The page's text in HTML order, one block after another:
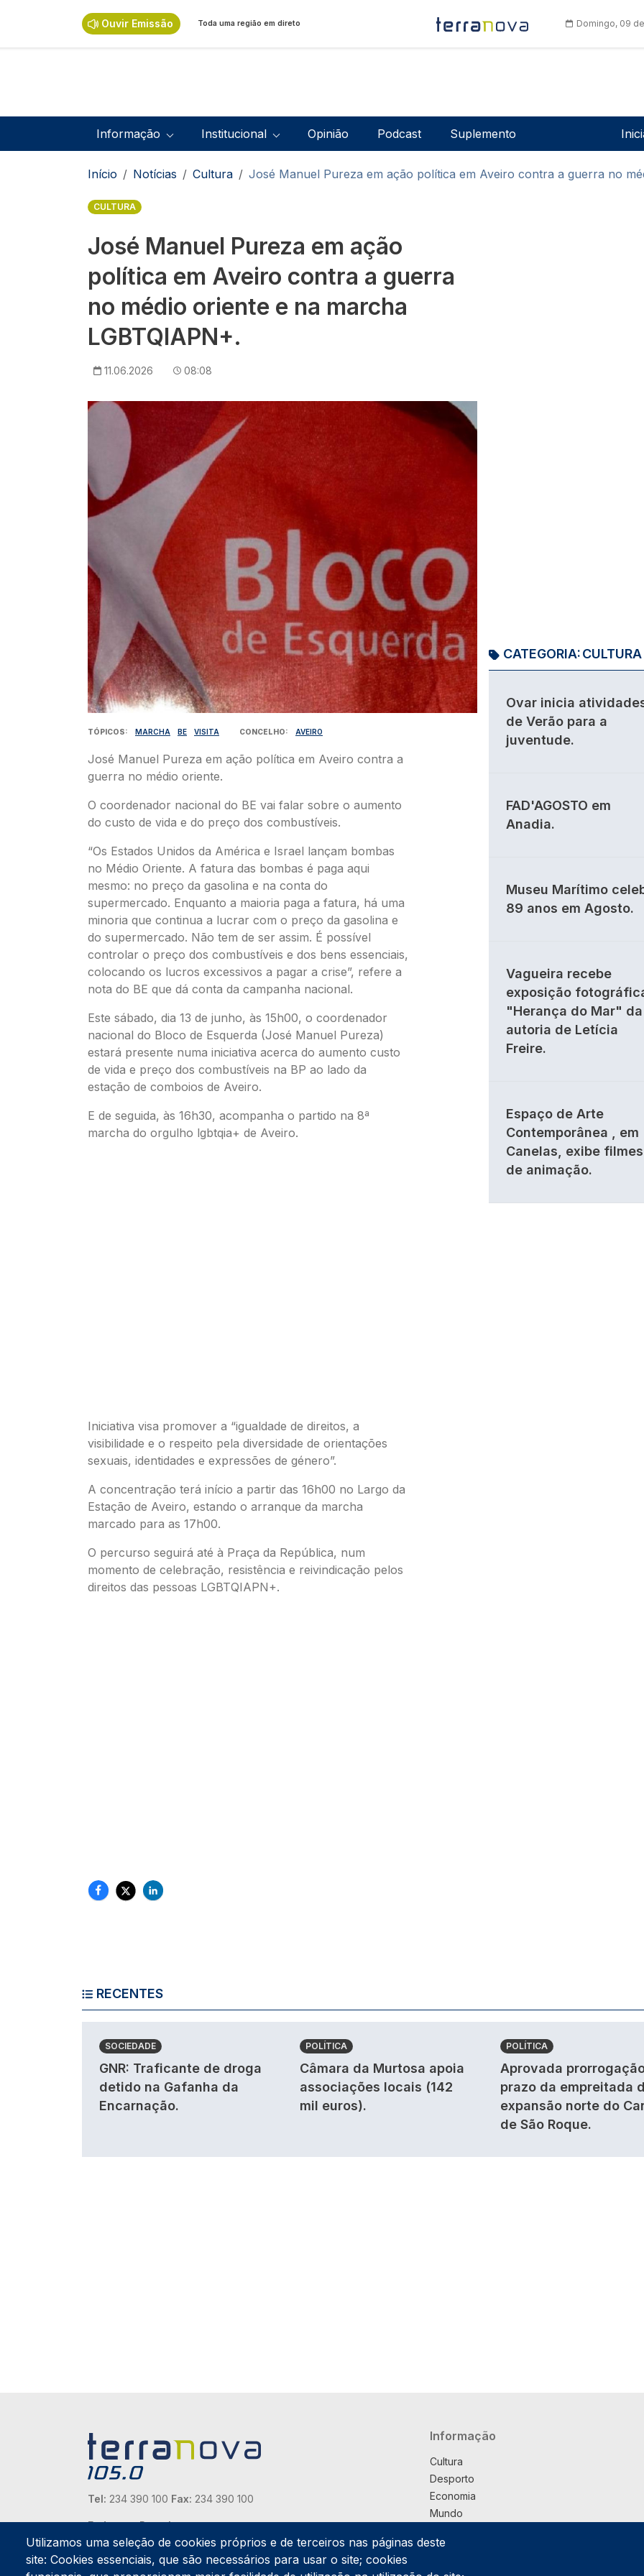
Ouvir Emissão Toda uma região em direto Domingo, 09
Navegação principal
Informação Institucional Opinião Podcast Suplemento
Navegação estrutural
Início Notícias Cultura José Manuel Pureza em ação política em Aveiro contra a guerra no
CULTURA
José Manuel Pureza em ação
política em Aveiro contra a guerra
no médio oriente e na marcha
LGBTQIAPN+.
11.06.2026 08:08
Imagem
TÓPICOS MARCHA BE VISITA CONCELHO AVEIRO
José Manuel Pureza em ação política em Aveiro contra a
guerra no médio oriente.
O coordenador nacional do BE vai falar sobre o aumento
do custo de vida e do preço dos combustíveis.
“Os Estados Unidos da América e Israel lançam bombas
no Médio Oriente. A fatura das bombas é paga aqui
mesmo: no preço da gasolina e na conta do
supermercado. Enquanto a maioria paga a fatura, há uma
minoria que continua a lucrar com o preço da gasolina e
do supermercado. Não tem de ser assim. É possível
controlar o preço dos combustíveis e dos bens essenciais,
colocando os lucros excessivos a pagar a crise”, refere a
nota do BE que dá conta da campanha nacional.
Este sábado, dia 13 de junho, às 15h00, o coordenador
nacional do Bloco de Esquerda (José Manuel Pureza)
estará presente numa iniciativa acerca do aumento custo
de vida e preço dos combustíveis na BP ao lado da
estação de comboios de Aveiro.
E de seguida, às 16h30, acompanha o partido na 8ª
marcha do orgulho lgbtqia+ de Aveiro.
Iniciativa visa promover a “igualdade de direitos, a
visibilidade e o respeito pela diversidade de orientações
sexuais, identidades e expressões de género”.
A concentração terá início a partir das 16h00 no Largo da
Estação de Aveiro, estando o arranque da marcha
marcado para as 17h00.
O percurso seguirá até à Praça da República, num
momento de celebração, resistência e reivindicação pelos
direitos das pessoas LGBTQIAPN+.
CATEGORIA:CULTURA
Ovar inicia
de Verão para a
juventude.
FAD'AGOSTO em
Anadia.
Museu Marítimo
89 anos em Agosto.
Vagueira recebe
exposição
"Herança do Mar" da
autoria de Letícia
Freire.
Espaço de Arte
Contemporânea , em
Canelas, exibe filmes
de animação.
RECENTES
SOCIEDADE
GNR: Traficante de droga
detido na Gafanha da
Encarnação.
POLÍTICA
Câmara da Murtosa apoia
associações locais (142
mil euros).
POLÍTICA
Aprovada
prazo da empreitada
expansão norte do
de São Roque.
Tel: 234 390 100 Fax: 234 390 100
Endereço Postal
Apartado 42
Rua Gil Eanes 31
3834-908 Gafanha da Nazaré
Navegação principal
Informação
Cultura
Desporto
Economia
Mundo
País
Utilizamos uma seleção de cookies próprios e de terceiros nas páginas deste
site: Cookies essenciais, que são necessários para usar o site; cookies